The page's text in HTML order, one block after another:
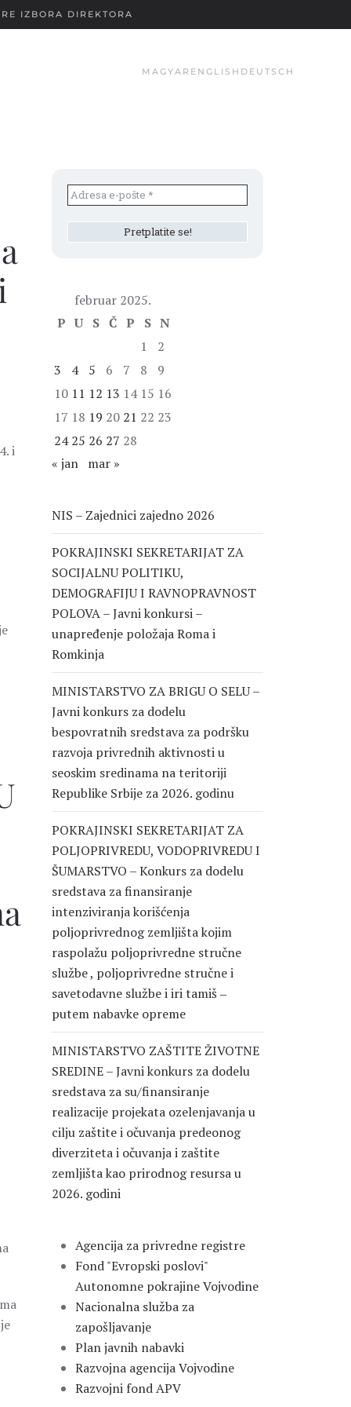
IZBORA DIREKTORA
MAGYAR ENGLISH DEUTSCH
i
februar 2025.
P U S Č P S N
1
2
3
4 5 6 7 8
9
10 11 12 13 14 15 16
17 18 19 20 21 22 23
24 25 26 27 28
« jan mar »
NIS – Zajednici zajedno 2026
POKRAJINSKI SEKRETARIJAT ZA
SOCIJALNU POLITIKU,
DEMOGRAFIJU I RAVNOPRAVNOST
POLOVA – Javni konkursi –
unapređenje položaja Roma i
Romkinja
MINISTARSTVO ZA BRIGU O SELU –
Javni konkurs za dodelu
bespovratnih sredstava za podršku
razvoja privrednih aktivnosti u
seoskim sredinama na teritoriji
Republike Srbije za 2026. godinu
POKRAJINSKI SEKRETARIJAT ZA
POLJOPRIVREDU, VODOPRIVREDU I
ŠUMARSTVO – Konkurs za dodelu
sredstava za finansiranje
intenziviranja korišćenja
poljoprivrednog zemljišta kojim
raspolažu poljoprivredne stručne
službe , poljoprivredne stručne i
savetodavne službe i iri tamiš ‒
putem nabavke opreme
MINISTARSTVO ZAŠTITE ŽIVOTNE
SREDINE – Javni konkurs za dodelu
sredstava za su/finansiranje
realizacije projekata ozelenjavanja u
cilju zaštite i očuvanja predeonog
diverziteta i očuvanja i zaštite
zemljišta kao prirodnog resursa u
2026. godini
Agencija za privredne registre
Fond "Evropski poslovi"
Autonomne pokrajine Vojvodine
Nacionalna služba za
zapošljavanje
Plan javnih nabavki
Razvojna agencija Vojvodine
Razvojni fond APV